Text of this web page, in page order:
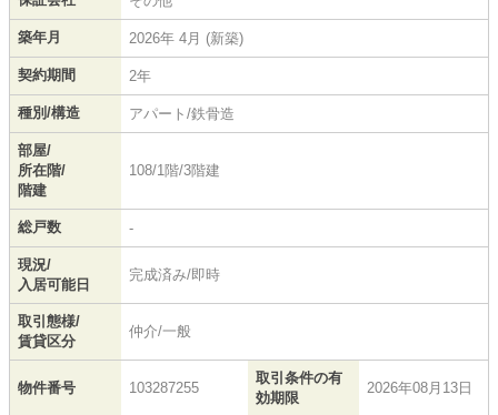
築年月 2026年 4月 (新築)
契約期間 2年
種別/構造 アパート/鉄骨造
部屋/
所在階/
階建
108/1階/3階建
総戸数 -
現況/
入居可能日
完成済み/即時
取引態様/
賃貸区分
仲介/一般
物件番号 103287255
取引条件の有
効期限
2026年08月13日